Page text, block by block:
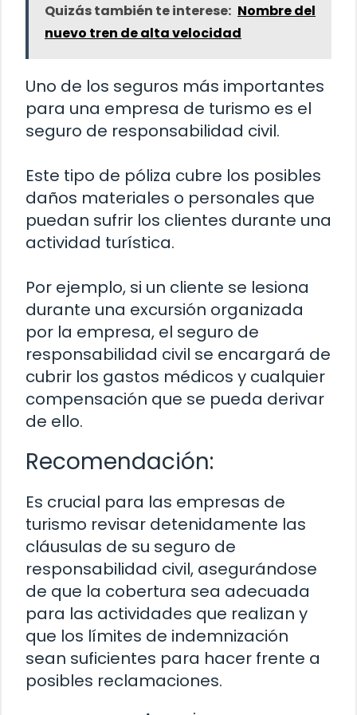
Quizás también te interese: Nombre del
nuevo tren de alta velocidad
Uno de los seguros más importantes
para una empresa de turismo es el
seguro de responsabilidad civil.
Este tipo de póliza cubre los posibles
daños materiales o personales que
puedan sufrir los clientes durante una
actividad turística.
Por ejemplo, si un cliente se lesiona
durante una excursión organizada
por la empresa, el seguro de
responsabilidad civil se encargará de
cubrir los gastos médicos y cualquier
compensación que se pueda derivar
de ello.
Recomendación:
Es crucial para las empresas de
turismo revisar detenidamente las
cláusulas de su seguro de
responsabilidad civil, asegurándose
de que la cobertura sea adecuada
para las actividades que realizan y
que los límites de indemnización
sean suficientes para hacer frente a
posibles reclamaciones.